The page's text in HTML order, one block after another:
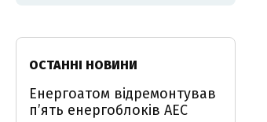
ОСТАННІ НОВИНИ
Енергоатом відремонтував
п’ять енергоблоків АЕС